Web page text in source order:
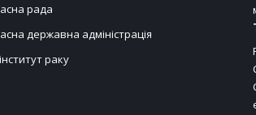
рада
державна адміністрація
раку